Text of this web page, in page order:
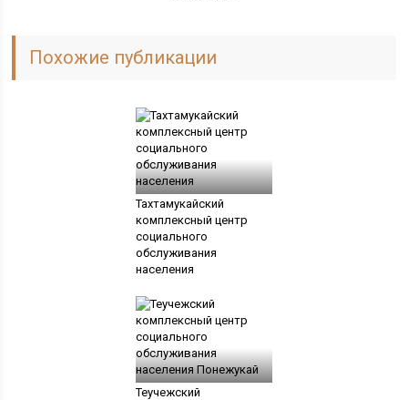
Похожие публикации
Тахтамукайский
комплексный центр
социального
обслуживания
населения
Теучежский